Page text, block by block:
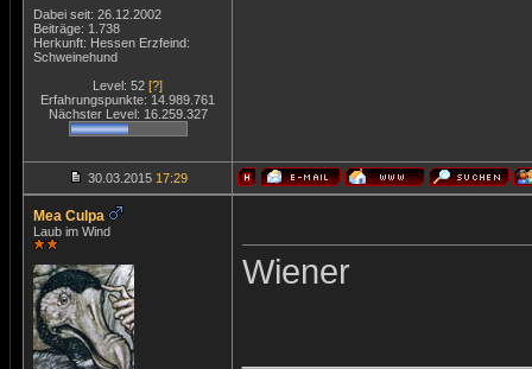
Dabei seit: 26.12.2002
Beiträge: 1.738
Herkunft: Hessen Erzfeind:
Schweinehund
Level: 52 [?]
Erfahrungspunkte: 14.989.761
Nächster Level: 16.259.327
30.03.2015 17:29
Mea Culpa
Laub im Wind
Wiener